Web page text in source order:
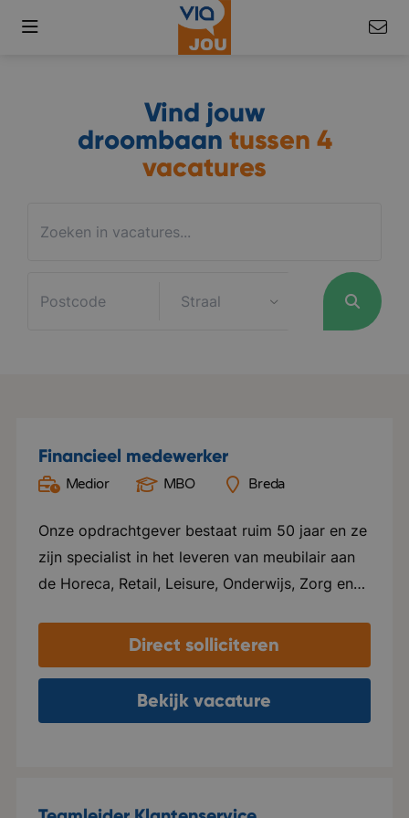
Vind jouw
droombaan tussen 4
vacatures
Financieel medewerker
Medior MBO Breda
Onze opdrachtgever bestaat ruim 50 jaar en ze
zijn specialist in het leveren van meubilair aan
de Horeca, Retail, Leisure, Onderwijs, Zorg en
doen. Ze leveren maatwerk en zijn
onderscheidend. Ze leggen de lat hoog en
lopen voorop in de markt. Ze hebben drie
showrooms gevestigd in Breda, Dalfsen en
Direct solliciteren
Bekijk vacature